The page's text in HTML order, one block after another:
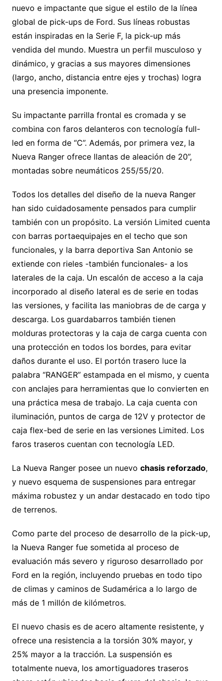
nuevo e impactante que sigue el estilo de la línea
global de pick-ups de Ford. Sus líneas robustas
están inspiradas en la Serie F, la pick-up más
vendida del mundo. Muestra un perfil musculoso y
dinámico, y gracias a sus mayores dimensiones
(largo, ancho, distancia entre ejes y trochas) logra
una presencia imponente.
Su impactante parrilla frontal es cromada y se
combina con faros delanteros con tecnología full-
led en forma de “C”. Además, por primera vez, la
Nueva Ranger ofrece llantas de aleación de 20”,
montadas sobre neumáticos 255/55/20.
Todos los detalles del diseño de la nueva Ranger
han sido cuidadosamente pensados para cumplir
también con un propósito. La versión Limited cuenta
con barras portaequipajes en el techo que son
funcionales, y la barra deportiva San Antonio se
extiende con rieles -también funcionales- a los
laterales de la caja. Un escalón de acceso a la caja
incorporado al diseño lateral es de serie en todas
las versiones, y facilita las maniobras de de carga y
descarga. Los guardabarros también tienen
molduras protectoras y la caja de carga cuenta con
una protección en todos los bordes, para evitar
daños durante el uso. El portón trasero luce la
palabra “RANGER” estampada en el mismo, y cuenta
con anclajes para herramientas que lo convierten en
una práctica mesa de trabajo. La caja cuenta con
iluminación, puntos de carga de 12V y protector de
caja flex-bed de serie en las versiones Limited. Los
faros traseros cuentan con tecnología LED.
La Nueva Ranger posee un nuevo chasis reforzado,
y nuevo esquema de suspensiones para entregar
máxima robustez y un andar destacado en todo tipo
de terrenos.
Como parte del proceso de desarrollo de la pick-up,
la Nueva Ranger fue sometida al proceso de
evaluación más severo y riguroso desarrollado por
Ford en la región, incluyendo pruebas en todo tipo
de climas y caminos de Sudamérica a lo largo de
más de 1 millón de kilómetros.
El nuevo chasis es de acero altamente resistente, y
ofrece una resistencia a la torsión 30% mayor, y
25% mayor a la tracción. La suspensión es
totalmente nueva, los amortiguadores traseros